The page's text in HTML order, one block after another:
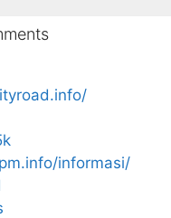
informasi/